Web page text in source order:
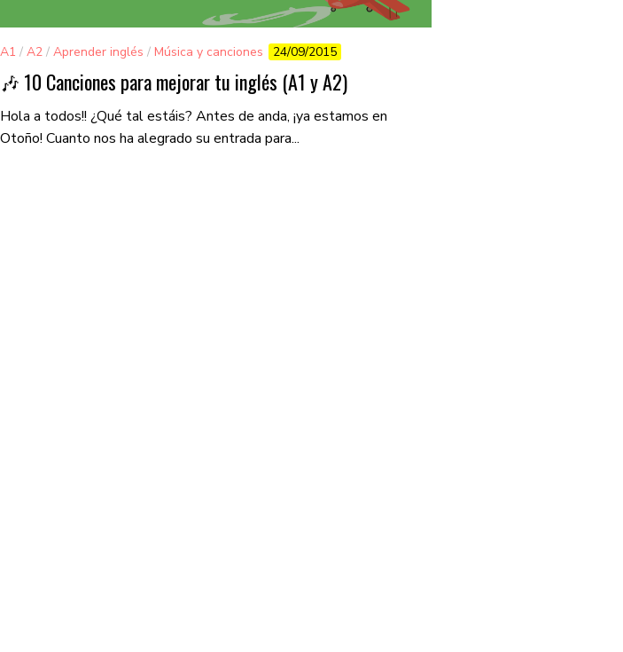
A1 / A2 / Aprender inglés / Música y canciones 24/09/2015
🎶 10 Canciones para mejorar tu inglés (A1 y A2)
Hola a todos!! ¿Qué tal estáis? Antes de anda, ¡ya estamos en
Otoño! Cuanto nos ha alegrado su entrada para...